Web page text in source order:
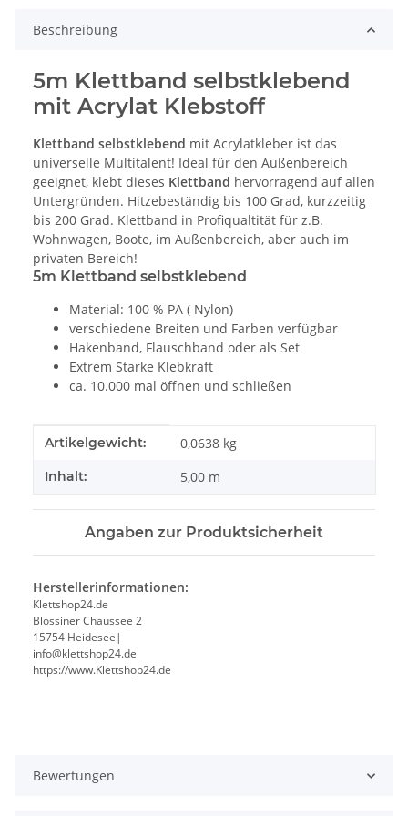
Beschreibung
5m Klettband selbstklebend
mit Acrylat Klebstoff
Klettband selbstklebend mit Acrylatkleber ist das
universelle Multitalent! Ideal für den Außenbereich
geeignet, klebt dieses Klettband hervorragend auf allen
Untergründen. Hitzebeständig bis 100 Grad, kurzzeitig
bis 200 Grad. Klettband in Profiqualtität für z.B.
Wohnwagen, Boote, im Außenbereich, aber auch im
privaten Bereich!
5m Klettband selbstklebend
Material: 100 % PA ( Nylon)
verschiedene Breiten und Farben verfügbar
Hakenband, Flauschband oder als Set
Extrem Starke Klebkraft
ca. 10.000 mal öffnen und schließen
Produkteigenschaft
Wert
Artikelgewicht: 0,0638 kg
Inhalt: 5,00 m
Angaben zur Produktsicherheit
Herstellerinformationen:
Klettshop24.de
Blossiner Chaussee 2
15754 Heidesee|
info@klettshop24.de
https://www.Klettshop24.de
Bewertungen